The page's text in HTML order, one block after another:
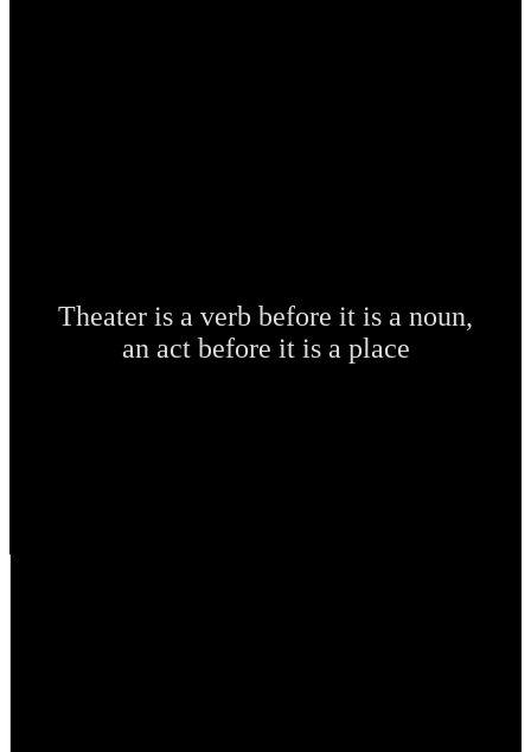
Theater is a verb before it is a noun,
an act before it is a place